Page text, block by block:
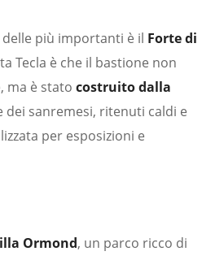
delle più importanti è il Forte di
Tecla è che il bastione non
ma è stato costruito dalla
sanremesi, ritenuti caldi e
per esposizioni e
Ormond, un parco ricco di